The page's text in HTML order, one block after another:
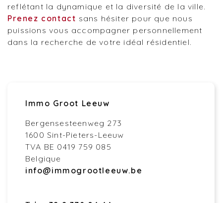
reflétant la dynamique et la diversité de la ville.
Prenez contact sans hésiter pour que nous
puissions vous accompagner personnellement
dans la recherche de votre idéal résidentiel.
Immo Groot Leeuw
Bergensesteenweg 273
1600 Sint-Pieters-Leeuw
TVA BE 0419 759 085
Belgique
info@immogrootleeuw.be